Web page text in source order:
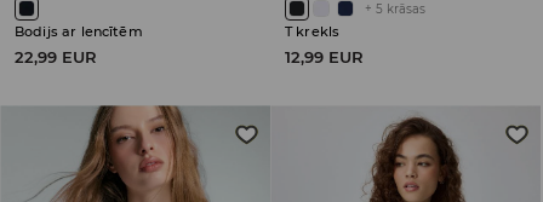
Bodijs ar lencītēm
22,99 EUR
+ 5 krāsas
T krekls
12,99 EUR